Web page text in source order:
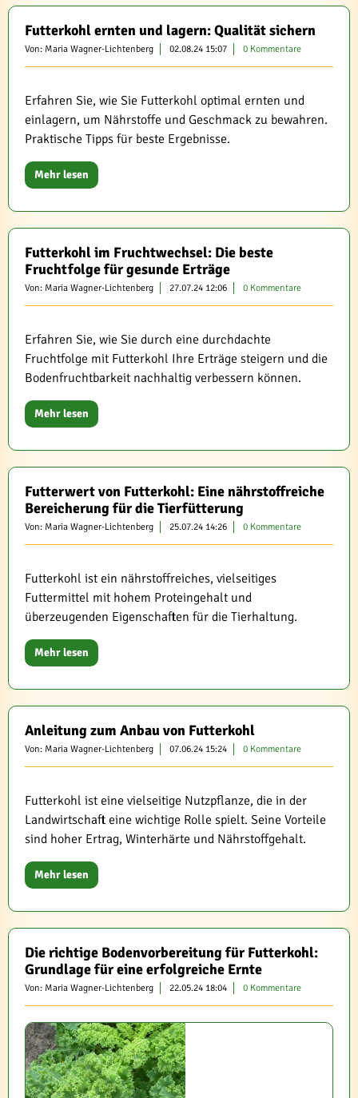
Futterkohl ernten und lagern: Qualität sichern
Von: Maria Wagner-Lichtenberg 02.08.24 15:07 0 Kommentare
Erfahren Sie, wie Sie Futterkohl optimal ernten und
einlagern, um Nährstoffe und Geschmack zu bewahren.
Praktische Tipps für beste Ergebnisse.
Mehr lesen
Futterkohl im Fruchtwechsel: Die beste
Fruchtfolge für gesunde Erträge
Von: Maria Wagner-Lichtenberg 27.07.24 12:06 0 Kommentare
Erfahren Sie, wie Sie durch eine durchdachte
Fruchtfolge mit Futterkohl Ihre Erträge steigern und die
Bodenfruchtbarkeit nachhaltig verbessern können.
Mehr lesen
Futterwert von Futterkohl: Eine nährstoffreiche
Bereicherung für die Tierfütterung
Von: Maria Wagner-Lichtenberg 25.07.24 14:26 0 Kommentare
Futterkohl ist ein nährstoffreiches, vielseitiges
Futtermittel mit hohem Proteingehalt und
überzeugenden Eigenschaften für die Tierhaltung.
Mehr lesen
Anleitung zum Anbau von Futterkohl
Von: Maria Wagner-Lichtenberg 07.06.24 15:24 0 Kommentare
Futterkohl ist eine vielseitige Nutzpflanze, die in der
Landwirtschaft eine wichtige Rolle spielt. Seine Vorteile
sind hoher Ertrag, Winterhärte und Nährstoffgehalt.
Mehr lesen
Die richtige Bodenvorbereitung für Futterkohl:
Grundlage für eine erfolgreiche Ernte
Von: Maria Wagner-Lichtenberg 22.05.24 18:04 0 Kommentare